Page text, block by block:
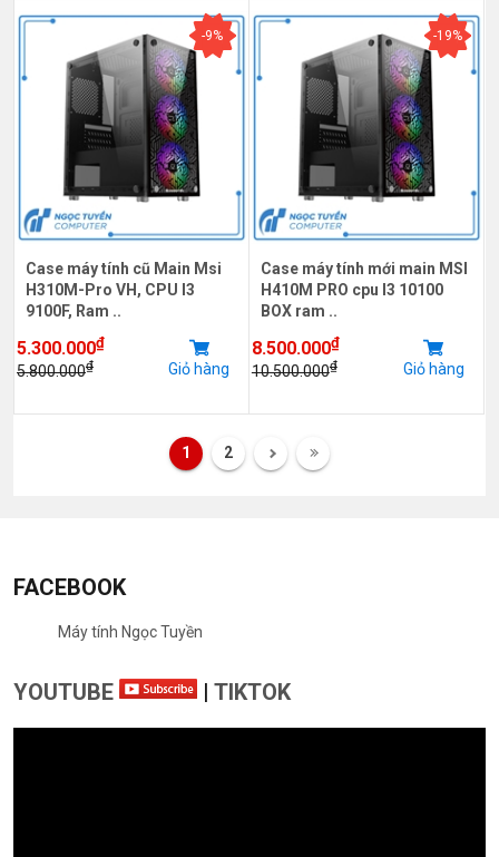
-9%
Case máy tính cũ Main Msi
H310M-Pro VH, CPU I3
9100F, Ram ..
5.300.000₫
5.800.000₫ Giỏ hàng
-19%
Case máy tính mới main MSI
H410M PRO cpu I3 10100
BOX ram ..
8.500.000₫
10.500.000₫ Giỏ hàng
1 2
FACEBOOK
Máy tính Ngọc Tuyền
YOUTUBE | TIKTOK